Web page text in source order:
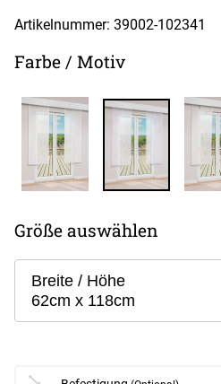
Artikelnummer: 39002-102341
Farbe / Motiv
Größe auswählen
Breite / Höhe
62cm x 118cm